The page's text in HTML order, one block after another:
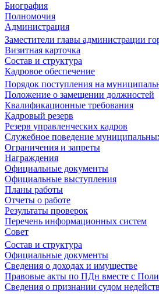
Биография
Полномочия
Администрация
Заместители главы администрации
Визитная карточка
Состав и структура
Кадровое обеспечение
Порядок поступления на
Положение о замещении должностей
Квалификационные требования
Кадровый резерв
Резерв управленческих кадров
Служебное поведение
Ограничения и запреты
Награждения
Официальные документы
Официальные выступления
Планы работы
Отчеты о работе
Результаты проверок
Перечень информационных систем
Совет
Состав и структура
Официальные документы
Сведения о доходах и имуществе
Правовые акты по ПДн вместе с
Сведения о признании судом